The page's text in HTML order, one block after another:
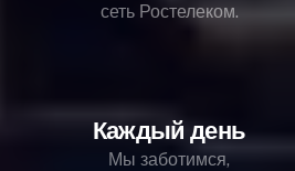
сеть Ростелеком.
Каждый день
Мы заботимся,